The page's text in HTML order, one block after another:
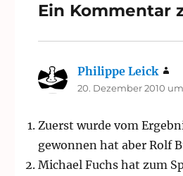
Ein Kommentar
Philippe Leick
20. Dezember 2010
Zuerst wurde vom
gewonnen hat aber Rolf
Michael Fuchs hat zum